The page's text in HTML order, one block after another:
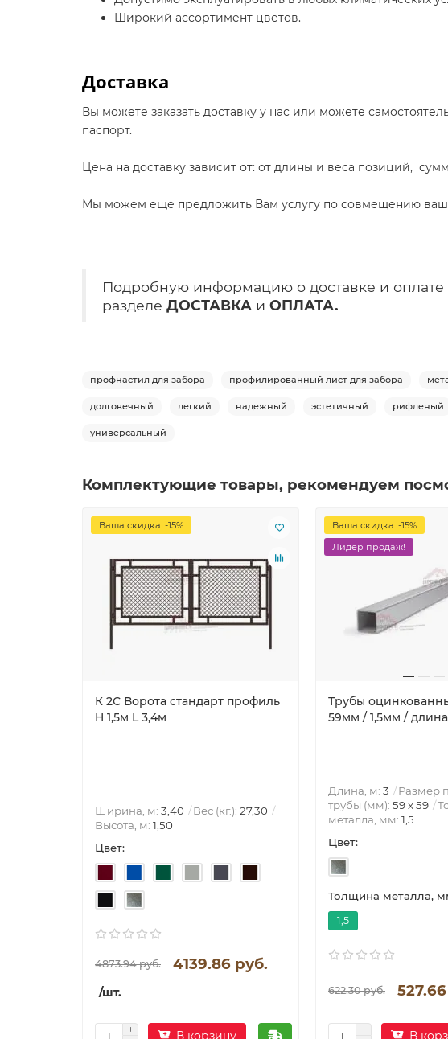
Широкий ассортимент цветов.
Доставка
Вы можете заказать доставку у нас или можете
паспорт.
Цена на доставку зависит от: от длины и веса позиций,
Мы можем еще предложить Вам услугу по совмещению
Подробную информацию о доставке и
разделе ДОСТАВКА и ОПЛАТА.
профнастил для забора профилированный лист для забора
долговечный легкий надежный эстетичный рифленый
универсальный
Комплектующие товары, рекомендуем
Ваша скидка: -15%
К 2С Ворота стандарт профиль
H 1,5м L 3,4м
Ширина, м: 3,40 Вес (кг.): 27,30
Высота, м: 1,50
Цвет:
4873.94 руб. 4139.86 руб.
/шт.
В корзину
Ваша скидка: -15%
Лидер продаж!
Трубы
59мм / 1,5мм /
Длина, м: 3
Размер
трубы (мм): 59 х 59
металла, мм: 1,5
Цвет:
Толщина металла,
1,5
622.30 руб.
В